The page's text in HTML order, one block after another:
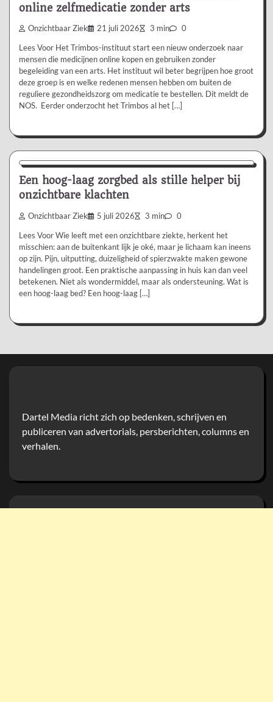
online zelfmedicatie zonder arts
Onzichtbaar Ziek 21 juli 2026 3 min 0
Lees Voor Het Trimbos-instituut start een nieuw onderzoek naar
mensen die medicijnen online kopen en gebruiken zonder
begeleiding van een arts. Het instituut wil beter begrijpen hoe groot
deze groep is en welke redenen mensen hebben om buiten de
reguliere gezondheidszorg om medicatie te bestellen. Dit meldt de
NOS. Eerder onderzocht het Trimbos al het […]
Aanbevolen
Een hoog-laag zorgbed als stille helper bij
onzichtbare klachten
Onzichtbaar Ziek 5 juli 2026 3 min 0
Lees Voor Wie leeft met een onzichtbare ziekte, herkent het
misschien: aan de buitenkant lijk je oké, maar je lichaam kan ineens
op zijn. Pijn, uitputting, duizeligheid of spierzwakte maken gewone
handelingen groot. Een praktische aanpassing in huis kan dan veel
betekenen. Niet als wondermiddel, maar als ondersteuning. Wat is
een hoog-laag bed? Een hoog-laag […]
Dartel Media richt zich op bedenken, schrijven en
publiceren van advertorials, persberichten, columns en
verhalen.